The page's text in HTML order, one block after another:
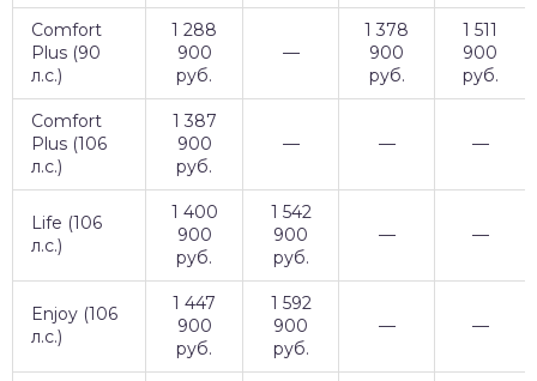
Comfort
Plus (90
л.с.)
1 288
900
руб.
—
1 378
900
руб.
1 511
900
руб.
Comfort
Plus (106
л.с.)
1 387
900
руб.
— — —
Life (106
л.с.)
1 400
900
руб.
1 542
900
руб.
— —
Enjoy (106
л.с.)
1 447
900
руб.
1 592
900
руб.
— —